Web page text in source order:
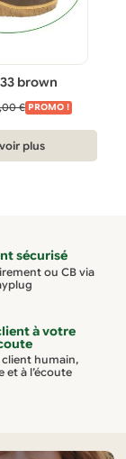
brown
€ PROMO !
plus
sécurisé
ou CB via
à votre
client humain,
et à l’écoute